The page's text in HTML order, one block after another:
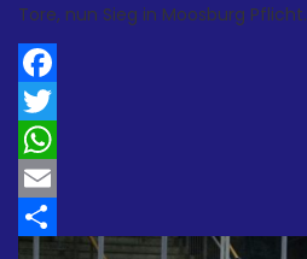
Tore, nun Sieg in Moosburg Pflicht.
Facebook
Twitter
WhatsApp
Email